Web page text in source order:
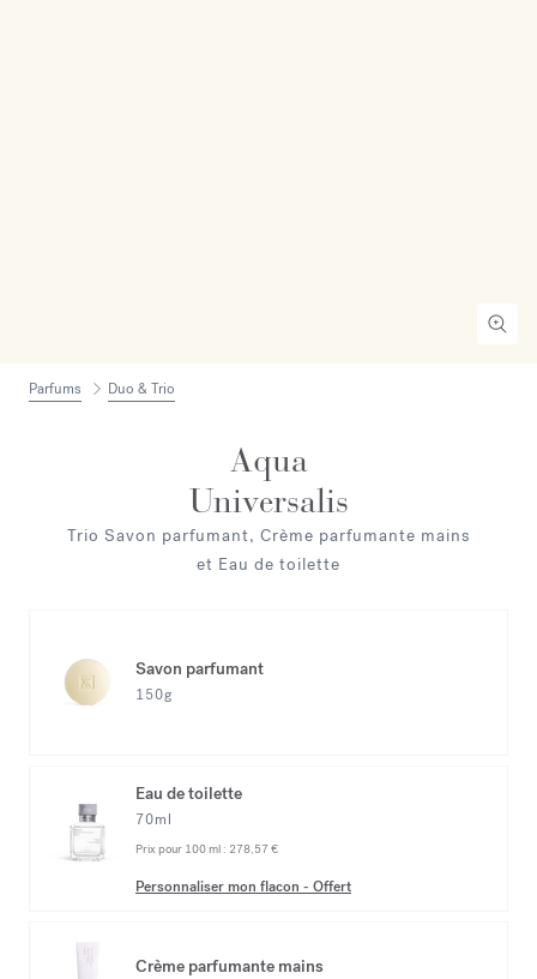
Parfums Duo & Trio
Aqua
Universalis
Trio Savon parfumant, Crème parfumante mains
et Eau de toilette
Savon parfumant
150g
Eau de toilette
70ml
Prix pour 100 ml : 278,57 €
Personnaliser mon flacon - Offert
Crème parfumante mains